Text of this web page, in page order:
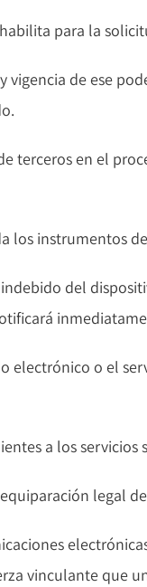
para la
de ese
terceros en el
los instrumentos
indebido del
electrónico o el
a los servicios
legal
vinculante que